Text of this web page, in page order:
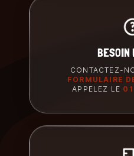
BESOIN
CONTACTEZ-
FORMULAIRE
APPELEZ LE